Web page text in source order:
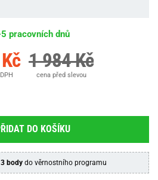
pracovních dnů
1 984 Kč
cena před slevou
DO KOŠÍKU
3 bodydo věrnostního programu